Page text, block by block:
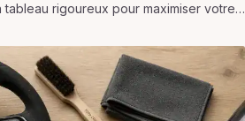
rigoureux pour maximiser votre